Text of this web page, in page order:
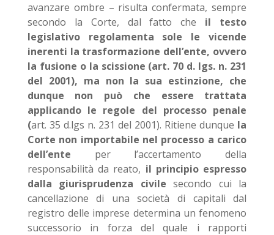
avanzare ombre – risulta confermata, sempre
secondo la Corte, dal fatto che il testo
legislativo regolamenta sole le vicende
inerenti la trasformazione dell’ente, ovvero
la fusione o la scissione (art. 70 d. lgs. n. 231
del 2001), ma non la sua estinzione, che
dunque non può che essere trattata
applicando le regole del processo penale
(art. 35 d.lgs n. 231 del 2001). Ritiene dunque la
Corte non importabile nel processo a carico
dell’ente per l’accertamento della
responsabilità da reato, il principio espresso
dalla giurisprudenza civile secondo cui la
cancellazione di una società di capitali dal
registro delle imprese determina un fenomeno
successorio in forza del quale i rapporti